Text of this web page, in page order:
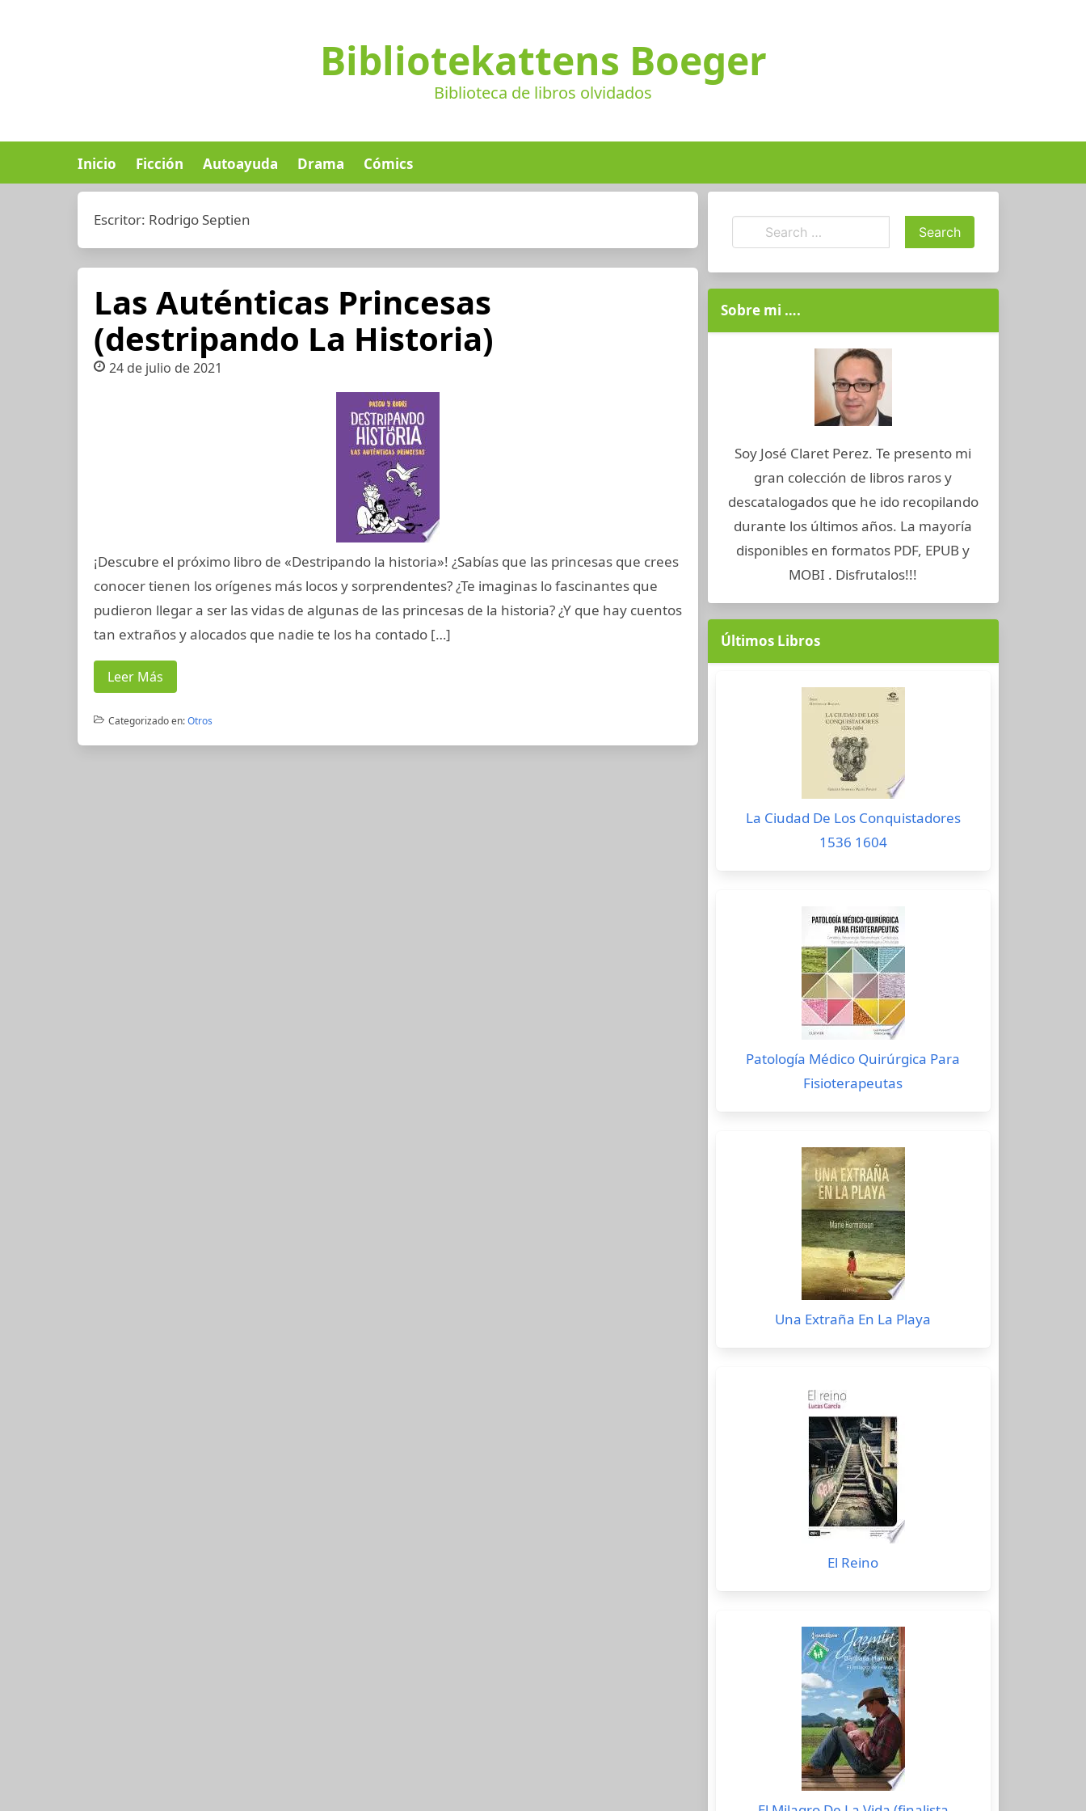
Bibliotekattens Boeger
Biblioteca de libros olvidados
Inicio Ficción Autoayuda Drama Cómics
Escritor: Rodrigo Septien
Las Auténticas Princesas
(destripando La Historia)
24 de julio de 2021
¡Descubre el próximo libro de «Destripando la historia»! ¿Sabías que las princesas que crees
conocer tienen los orígenes más locos y sorprendentes? ¿Te imaginas lo fascinantes que
pudieron llegar a ser las vidas de algunas de las princesas de la historia? ¿Y que hay cuentos
tan extraños y alocados que nadie te los ha contado […]
Leer Más
Categorizado en:Otros
Sobre mi ….
Soy José Claret Perez. Te presento mi
gran colección de libros raros y
descatalogados que he ido recopilando
durante los últimos años. La mayoría
disponibles en formatos PDF, EPUB y
MOBI . Disfrutalos!!!
Últimos Libros
La Ciudad De Los Conquistadores
1536 1604
Patología Médico Quirúrgica Para
Fisioterapeutas
Una Extraña En La Playa
El Reino